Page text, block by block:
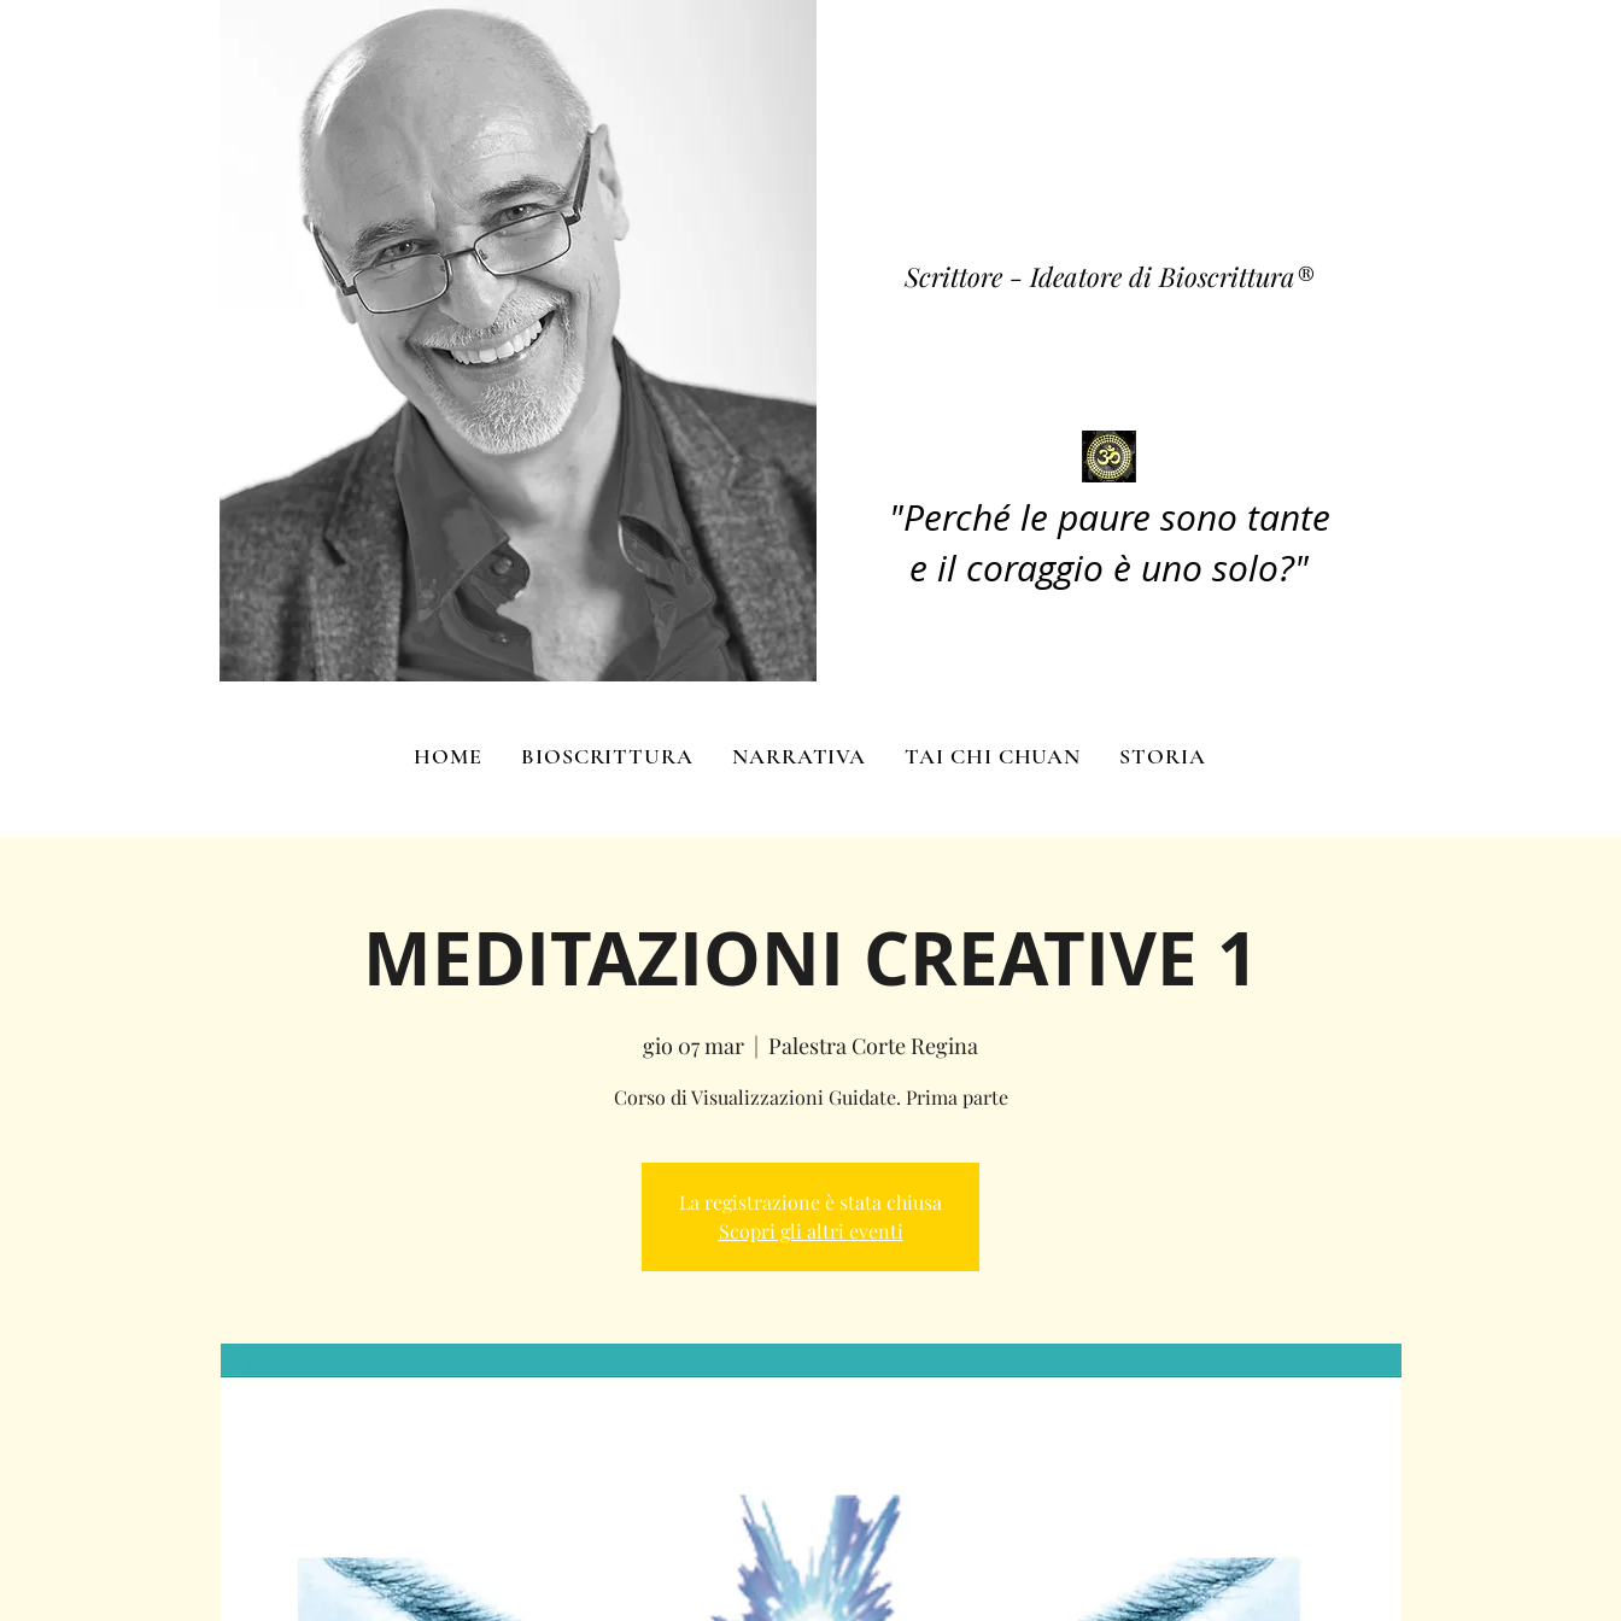
Scrittore - Ideatore di Bioscrittura®
"Perché le paure sono tante
e il coraggio è uno solo?"
HOME BIOSCRITTURA NARRATIVA TAI CHI CHUAN STORIA
MEDITAZIONI CREATIVE 1
gio 07 mar
  |
Palestra Corte Regina
Corso di Visualizzazioni Guidate. Prima parte
La registrazione è stata chiusa
Scopri gli altri eventi